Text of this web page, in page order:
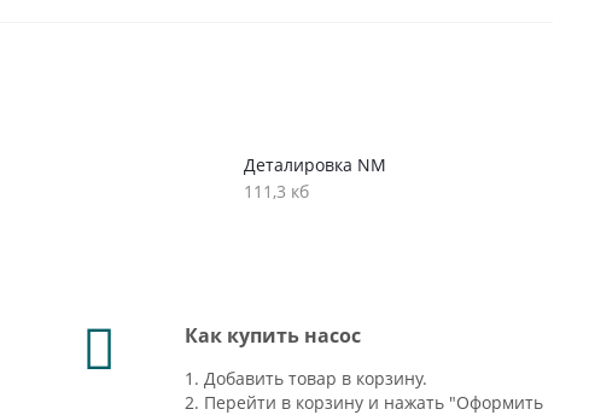
Деталировка NM
111,3 кб
Как купить насос
1. Добавить товар в корзину.
2. Перейти в корзину и нажать "Оформить